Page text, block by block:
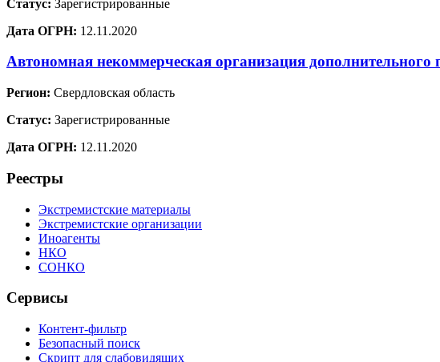
Статус: Зарегистрированные
Дата ОГРН: 12.11.2020
Автономная некоммерческая организация
Регион: Свердловская область
Статус: Зарегистрированные
Дата ОГРН: 12.11.2020
Реестры
Экстремистские материалы
Экстремистские организации
Иноагенты
НКО
СОНКО
Сервисы
Контент-фильтр
Безопасный поиск
Скрипт для слабовидящих